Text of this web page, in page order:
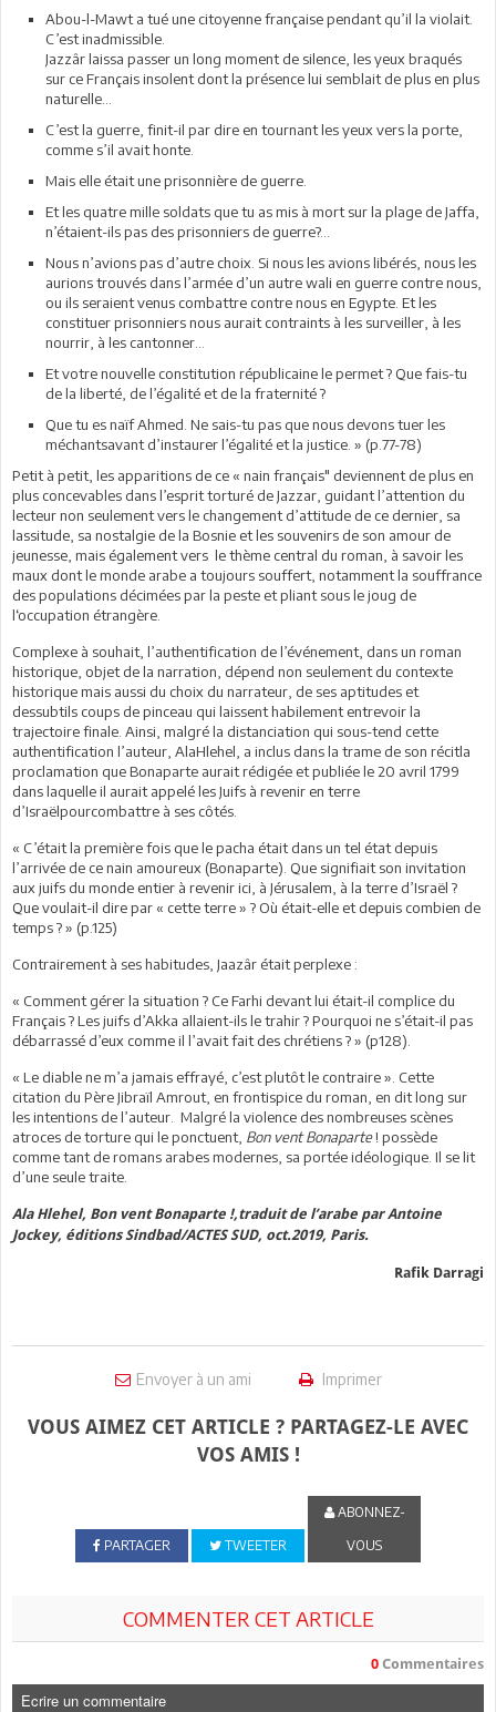
Abou-l-Mawt a tué une citoyenne française pendant qu’il la violait.
C’est inadmissible.
Jazzâr laissa passer un long moment de silence, les yeux braqués
sur ce Français insolent dont la présence lui semblait de plus en plus
naturelle…
C’est la guerre, finit-il par dire en tournant les yeux vers la porte,
comme s’il avait honte.
Mais elle était une prisonnière de guerre.
Et les quatre mille soldats que tu as mis à mort sur la plage de Jaffa,
n’étaient-ils pas des prisonniers de guerre?...
Nous n’avions pas d’autre choix. Si nous les avions libérés, nous les
aurions trouvés dans l’armée d’un autre wali en guerre contre nous,
ou ils seraient venus combattre contre nous en Egypte. Et les
constituer prisonniers nous aurait contraints à les surveiller, à les
nourrir, à les cantonner…
Et votre nouvelle constitution républicaine le permet ? Que fais-tu
de la liberté, de l’égalité et de la fraternité ?
Que tu es naïf Ahmed. Ne sais-tu pas que nous devons tuer les
méchantsavant d’instaurer l’égalité et la justice. » (p.77-78)
Petit à petit, les apparitions de ce « nain français" deviennent de plus en
plus concevables dans l’esprit torturé de Jazzar, guidant l’attention du
lecteur non seulement vers le changement d’attitude de ce dernier, sa
lassitude, sa nostalgie de la Bosnie et les souvenirs de son amour de
jeunesse, mais également vers le thème central du roman, à savoir les
maux dont le monde arabe a toujours souffert, notamment la souffrance
des populations décimées par la peste et pliant sous le joug de
l‘occupation étrangère.
Complexe à souhait, l’authentification de l’événement, dans un roman
historique, objet de la narration, dépend non seulement du contexte
historique mais aussi du choix du narrateur, de ses aptitudes et
dessubtils coups de pinceau qui laissent habilement entrevoir la
trajectoire finale. Ainsi, malgré la distanciation qui sous-tend cette
authentification l’auteur, AlaHlehel, a inclus dans la trame de son récitla
proclamation que Bonaparte aurait rédigée et publiée le 20 avril 1799
dans laquelle il aurait appelé les Juifs à revenir en terre
d’Israëlpourcombattre à ses côtés.
« C’était la première fois que le pacha était dans un tel état depuis
l’arrivée de ce nain amoureux (Bonaparte). Que signifiait son invitation
aux juifs du monde entier à revenir ici, à Jérusalem, à la terre d’Israël ?
Que voulait-il dire par « cette terre » ? Où était-elle et depuis combien de
temps ? » (p.125)
Contrairement à ses habitudes, Jaazâr était perplexe :
« Comment gérer la situation ? Ce Farhi devant lui était-il complice du
Français ? Les juifs d’Akka allaient-ils le trahir ? Pourquoi ne s’était-il pas
débarrassé d’eux comme il l’avait fait des chrétiens ? » (p128).
« Le diable ne m’a jamais effrayé, c’est plutôt le contraire ». Cette
citation du Père Jibraïl Amrout, en frontispice du roman, en dit long sur
les intentions de l’auteur. Malgré la violence des nombreuses scènes
atroces de torture qui le ponctuent, Bon vent Bonaparte! possède
comme tant de romans arabes modernes, sa portée idéologique. Il se lit
d’une seule traite.
Ala Hlehel, Bon vent Bonaparte !,traduit de l’arabe par Antoine
Jockey, éditions Sindbad/ACTES SUD, oct.2019, Paris.
Rafik Darragi
Envoyer à un ami Imprimer
VOUS AIMEZ CET ARTICLE ? PARTAGEZ-LE AVEC
VOS AMIS !
PARTAGER TWEETER
ABONNEZ-
VOUS
COMMENTER CET ARTICLE
0 Commentaires
Ecrire un commentaire